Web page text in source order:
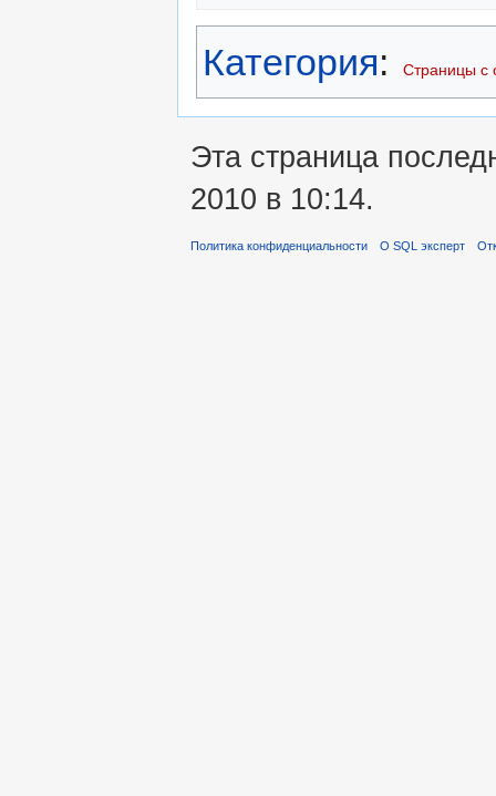
Категория: Страницы с
Эта страница
2010 в 10:14.
Политика конфиденциальности О SQL эксперт